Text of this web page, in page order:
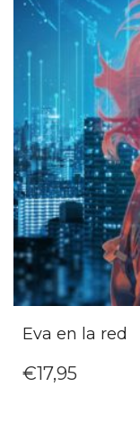
Eva en la red
€17,95